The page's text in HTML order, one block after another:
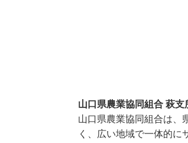
山口県農業協同組合 萩支
山口県農業協同組合は、
く、広い地域で一体的に